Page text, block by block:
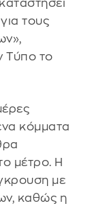
τους
Τύπο το
κόμματα
μέτρο. Η
με
καθώς η